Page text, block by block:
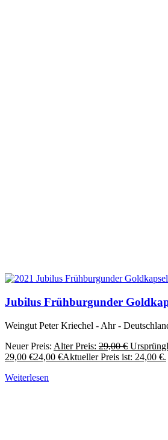
Jubilus Frühburgunder
Weingut Peter Kriechel - Ahr -
Neuer Preis: Alter Preis: 29,00€
29,00 €24,00 €Aktueller Preis ist: 24,00 €.
Weiterlesen